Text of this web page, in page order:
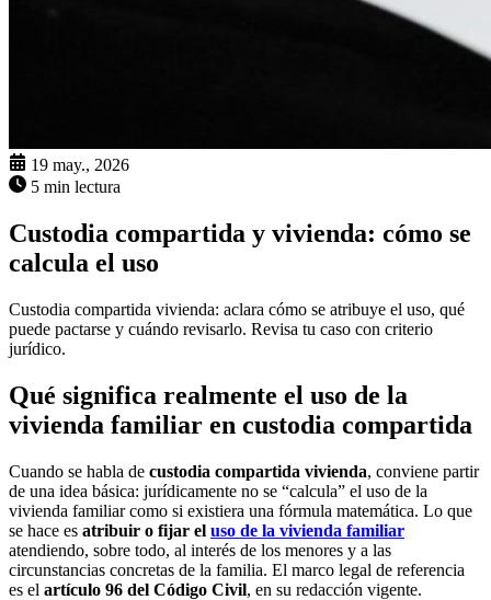
19 may., 2026
5 min lectura
Custodia compartida y vivienda: cómo se
calcula el uso
Custodia compartida vivienda: aclara cómo se atribuye el uso, qué
puede pactarse y cuándo revisarlo. Revisa tu caso con criterio
jurídico.
Qué significa realmente el uso de la
vivienda familiar en custodia compartida
Cuando se habla de custodia compartida vivienda, conviene partir
de una idea básica: jurídicamente no se “calcula” el uso de la
vivienda familiar como si existiera una fórmula matemática. Lo que
se hace es atribuir o fijar el uso de la vivienda familiar
atendiendo, sobre todo, al interés de los menores y a las
circunstancias concretas de la familia. El marco legal de referencia
es el artículo 96 del Código Civil, en su redacción vigente.